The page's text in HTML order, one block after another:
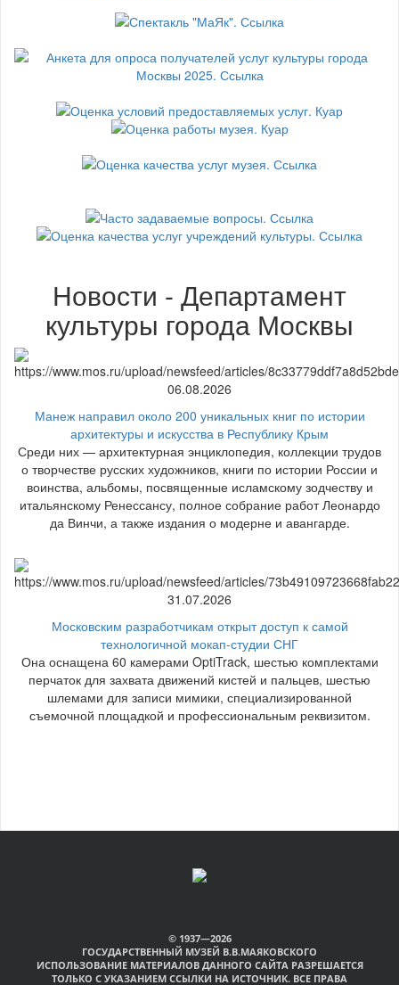
Новости - Департамент
культуры города Москвы
06.08.2026
Манеж направил около 200 уникальных книг по истории
архитектуры и искусства в Республику Крым
Среди них — архитектурная энциклопедия, коллекции трудов
о творчестве русских художников, книги по истории России и
воинства, альбомы, посвященные исламскому зодчеству и
итальянскому Ренессансу, полное собрание работ Леонардо
да Винчи, а также издания о модерне и авангарде.
31.07.2026
Московским разработчикам открыт доступ к самой
технологичной мокап-студии СНГ
Она оснащена 60 камерами OptiTrack, шестью комплектами
перчаток для захвата движений кистей и пальцев, шестью
шлемами для записи мимики, специализированной
съемочной площадкой и профессиональным реквизитом.
© 1937—2026
ГОСУДАРСТВЕННЫЙ МУЗЕЙ В.В.МАЯКОВСКОГО
ИСПОЛЬЗОВАНИЕ МАТЕРИАЛОВ ДАННОГО САЙТА РАЗРЕШАЕТСЯ
ТОЛЬКО С УКАЗАНИЕМ ССЫЛКИ НА ИСТОЧНИК. ВСЕ ПРАВА